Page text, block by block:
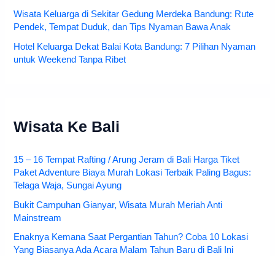
Wisata Keluarga di Sekitar Gedung Merdeka Bandung: Rute
Pendek, Tempat Duduk, dan Tips Nyaman Bawa Anak
Hotel Keluarga Dekat Balai Kota Bandung: 7 Pilihan Nyaman
untuk Weekend Tanpa Ribet
Wisata Ke Bali
15 – 16 Tempat Rafting / Arung Jeram di Bali Harga Tiket
Paket Adventure Biaya Murah Lokasi Terbaik Paling Bagus:
Telaga Waja, Sungai Ayung
Bukit Campuhan Gianyar, Wisata Murah Meriah Anti
Mainstream
Enaknya Kemana Saat Pergantian Tahun? Coba 10 Lokasi
Yang Biasanya Ada Acara Malam Tahun Baru di Bali Ini